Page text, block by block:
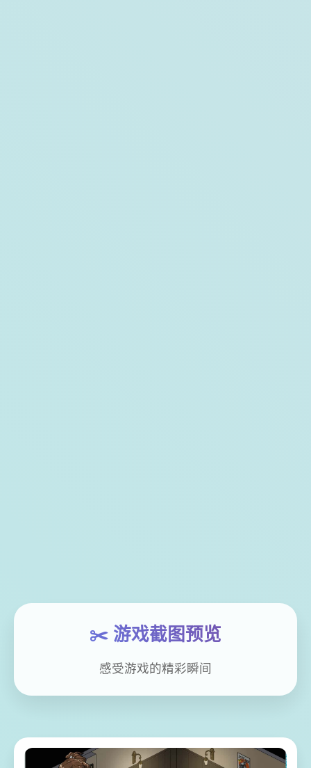
✂️ 游戏截图预览
感受游戏的精彩瞬间